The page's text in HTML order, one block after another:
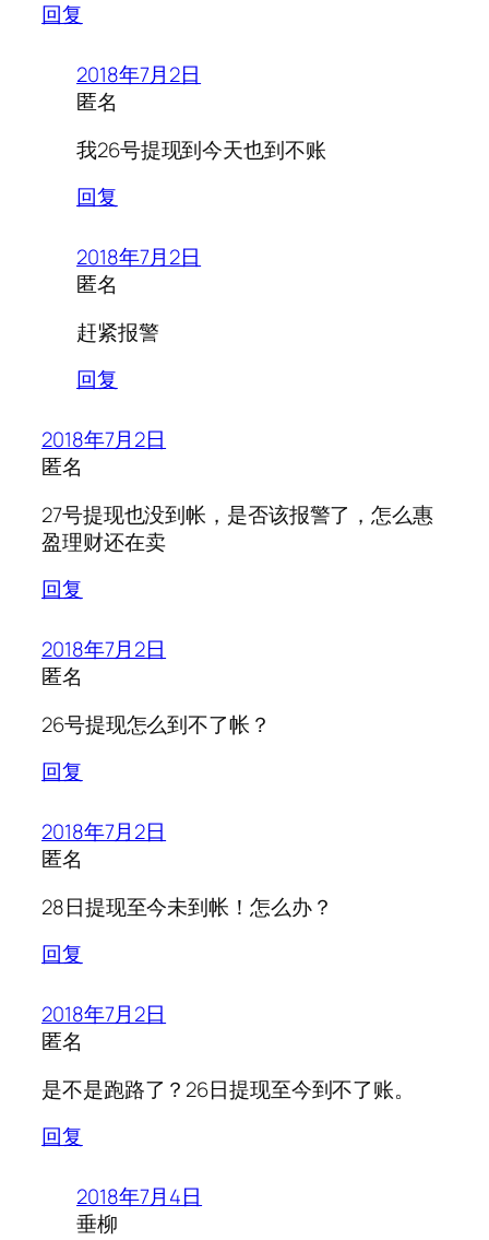
回复
2018年7月2日
匿名
我26号提现到今天也到不账
回复
2018年7月2日
匿名
赶紧报警
回复
2018年7月2日
匿名
27号提现也没到帐，是否该报警了，怎么惠
盈理财还在卖
回复
2018年7月2日
匿名
26号提现怎么到不了帐？
回复
2018年7月2日
匿名
28日提现至今未到帐！怎么办？
回复
2018年7月2日
匿名
是不是跑路了？26日提现至今到不了账。
回复
2018年7月4日
垂柳